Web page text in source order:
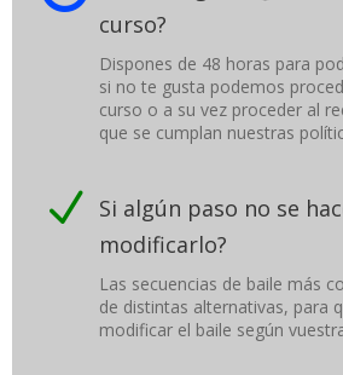
curso?
Dispones de 48 horas para
si no te gusta podemos
curso o a su vez proceder al
que se cumplan nuestras
N Si algún paso no se
modificarlo?
Las secuencias de baile más
de distintas alternativas, para
modificar el baile según